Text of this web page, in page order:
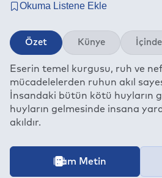
Özet Künye
Eserin temel kurgusu, ruh ve
mücadelelerden ruhun akıl
İnsandaki bütün kötü huyların
huyların gelmesinde insana
akıldır.
İçeriğe ait içindekiler
Bu kitap aşağıdakiDijital Hak
Tam Metin